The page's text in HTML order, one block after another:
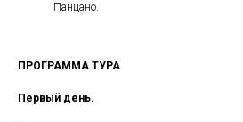
Панцано.
ПРОГРАММА ТУРА
Первый день.